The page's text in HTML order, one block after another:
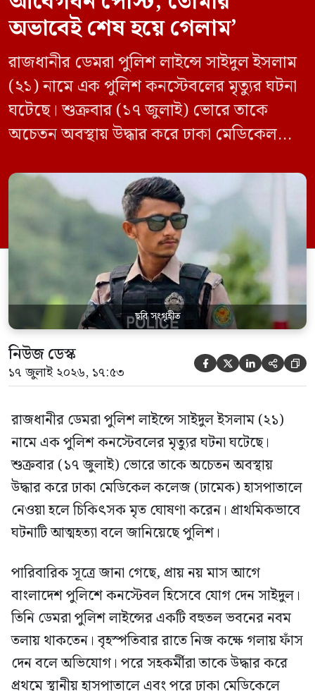
অভাবেই শেষ হয়ে গেলাম’
রাজধানীর ডেমরা পুলিশ লাইন্সে সাইদুল ইসলাম
(২১) নামে এক পুলিশ কনস্টেবলের মৃত্যুর ঘটনা
ঘটেছে। শুক্রবার (১৭ জুলাই) ভোরে তাকে
অচেতন অবস্থায় উদ্ধার করে ঢাকা মেডিকেল
চিকিৎসক মৃত ঘোষণা করেন। প্রাথমিকভাবে
ঘটনাটি আত্মহত্যা বলে জানিয়েছে পুলিশ।
পারিবারিক সূত্রে জানা গেছে, প্রায় নয় মাস আগে
বাংলাদেশ পুলিশে কনস্টেবল হিসেবে যোগ দেন
সাইদুল। […]
ছবি সংগৃহীত
নিউজ ডেস্ক
১৭ জুলাই ২০২৬, ১৭:৫৩     
রাজধানীর ডেমরা পুলিশ লাইন্সে সাইদুল ইসলাম (২১)
নামে এক পুলিশ কনস্টেবলের মৃত্যুর ঘটনা ঘটেছে।
শুক্রবার (১৭ জুলাই) ভোরে তাকে অচেতন অবস্থায়
উদ্ধার করে ঢাকা মেডিকেল কলেজ (ঢামেক) হাসপাতালে
নেওয়া হলে চিকিৎসক মৃত ঘোষণা করেন। প্রাথমিকভাবে
ঘটনাটি আত্মহত্যা বলে জানিয়েছে পুলিশ।
পারিবারিক সূত্রে জানা গেছে, প্রায় নয় মাস আগে
বাংলাদেশ পুলিশে কনস্টেবল হিসেবে যোগ দেন সাইদুল।
তিনি ডেমরা পুলিশ লাইন্সের একটি বহুতল ভবনের নবম
তলায় থাকতেন। বৃহস্পতিবার রাতে নিজ কক্ষে গলায় ফাঁস
দেন বলে অভিযোগ। পরে সহকর্মীরা তাকে উদ্ধার করে
প্রথমে স্থানীয় হাসপাতালে এবং পরে ঢাকা মেডিকেলে